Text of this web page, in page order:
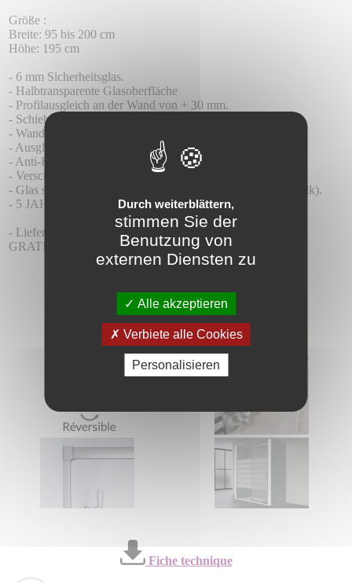
Größe :
Breite: 95 bis 200 cm
Höhe: 195 cm
- 6 mm Sicherheitsglas.
- Halbtransparente Glasoberfläche
- Profilausgleich an der Wand von + 30 mm.
- Schiebepaneele ohne Bodenprofil.
- Wandprofil aus Aluminium
- Ausgleichsfahrwerk 4 mm hoch.
- Anti-Kipp-System der Platte
- Verschluss durch Kontaktdichtung
- Glas standardmäßig mit Teknoclean-Behandlung (Anti-Kalk).
- 5 JAHRE GARANTIE.
- Lieferzeit 8-10 Tage
GRATISVERSAND.
Fiche technique
Durch weiterblättern,
stimmen Sie der
Benutzung von
externen Diensten zu
Alle akzeptieren
Verbiete alle Cookies
Personalisieren